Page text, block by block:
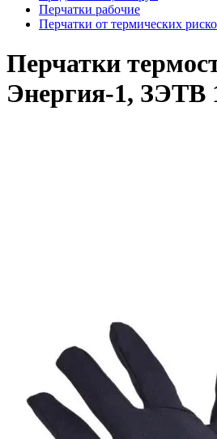
Перчатки рабочие
Перчатки от термических
Перчатки
Энергия-1, ЗЭТВ